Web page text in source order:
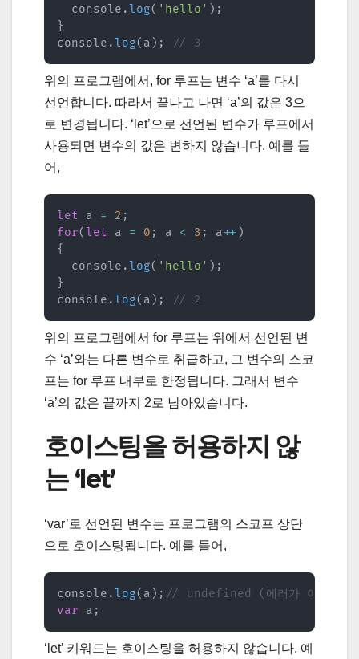
  console
.log( 'hello' ) ;
}
console .log( a ) ; // 3
위의 프로그램에서, for 루프는 변수 ‘a’를 다시
선언합니다. 따라서 끝나고 나면 ‘a’의 값은 3으
로 변경됩니다. ‘let’으로 선언된 변수가 루프에서
사용되면 변수의 값은 변하지 않습니다. 예를 들
어,
let a = 2 ;
for( let a = 0 ; a < 3 ; a++ )
{
  console
.log( 'hello' ) ;
}
console .log( a ) ; // 2
위의 프로그램에서 for 루프는 위에서 선언된 변
수 ‘a’와는 다른 변수로 취급하고, 그 변수의 스코
프는 for 루프 내부로 한정됩니다. 그래서 변수
‘a’의 값은 끝까지 2로 남아있습니다.
호이스팅을 허용하지 않
는 ‘let’
‘var’로 선언된 변수는 프로그램의 스코프 상단
으로 호이스팅됩니다. 예를 들어,
console .log( a ) ; // undefined (에러가 아닙니다)
var a ;
‘let’ 키워드는 호이스팅을 허용하지 않습니다. 예